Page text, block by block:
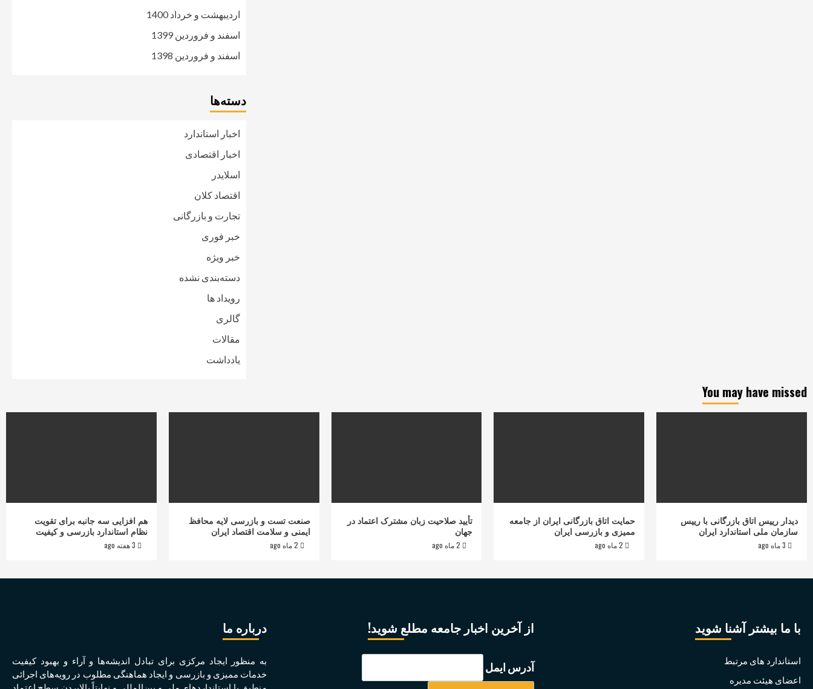
اردیبهشت و خرداد 1400
اسفند و فروردین 1399
اسفند و فروردین 1398
دسته‌ها
اخبار استاندارد
اخبار اقتصادی
اسلایدر
اقتصاد کلان
تجارت و بازرگانی
خبر فوری
خبر ویژه
دسته‌بندی نشده
رویداد ها
گالری
مقالات
یادداشت
You may have missed
هم افزایی سه جانبه برای تقویت
نظام استاندارد بازرسی و کیفیت
صنعت تست و بازرسی لایه محافظ
ایمنی و سلامت اقتصاد ایران
تأیید صلاحیت زبان مشترک اعتماد در
جهان
حمایت اتاق بازرگانی ایران از جامعه
ممیزی و بازرسی ایران
دیدار رییس اتاق بازرگانی با رییس
سازمان ملی استاندارد ایران
درباره ما
به منظور ايجاد مرکزی برای تبادل انديشه‌ها و آراء و بهبود کيفيت
خدمات مميزی و بازرسی و ايجاد هماهنگی مطلوب در رويه‌های اجرائی
از آخرین اخبار جامعه مطلع شوید!
آدرس ایمل
با ما بیشتر آشنا شوید
استاندارد های مرتبط
اعضای هیئت مدیره